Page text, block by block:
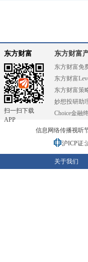
东方财富
扫一扫下载
APP
东方财富
东方财富免
东方财富
东方财富策
妙想投研助
Choice金融
信息网络传播视听
沪ICP证:
关于我们